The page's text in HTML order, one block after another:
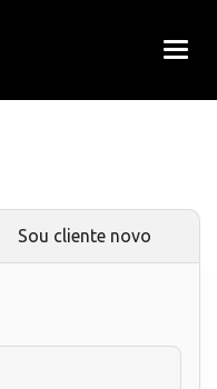
Sou cliente novo